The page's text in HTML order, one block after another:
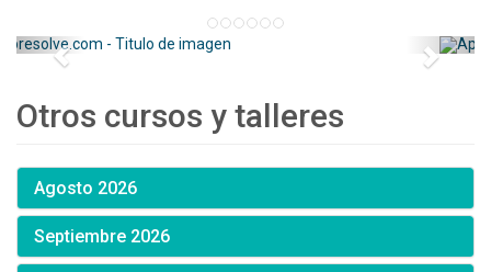
Otros cursos y talleres
Agosto 2026
Septiembre 2026